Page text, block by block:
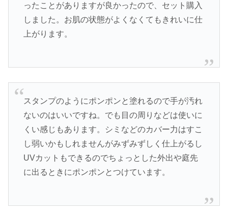
ったことがありますが良かったので、セット購入
しました。お肌の状態がよくなくてもきれいに仕
上がります。
スタンプのようにポンポンと塗れるので手が汚れ
ないのはいいですね。でも目の周りなどは使いに
くい感じもあります。シミなどのカバー力はすこ
し弱いかもしれませんがみずみずしく仕上がるし
UVカットもできるのでちょっとした外出や庭先
に出るときにポンポンとつけています。